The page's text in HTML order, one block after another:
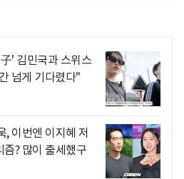
' 김민국과 스위스
넘게 기다렸다"
, 이번엔 이지혜 저
? 많이 출세했구